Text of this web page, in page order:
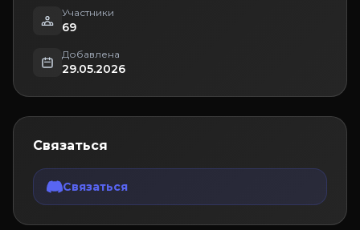
Участники
69
Добавлена
29.05.2026
Связаться
Связаться